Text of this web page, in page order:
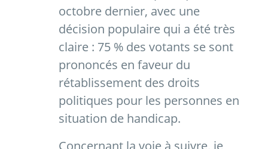
octobre dernier, avec une
décision populaire qui a été très
claire : 75 % des votants se sont
prononcés en faveur du
rétablissement des droits
politiques pour les personnes en
situation de handicap.